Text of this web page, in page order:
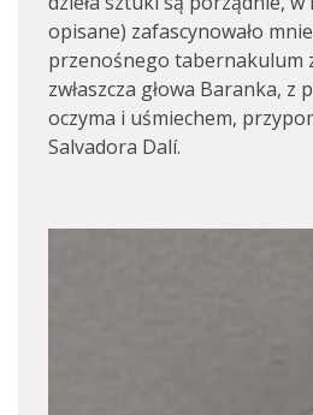
opisane) zafascynowało
przenośnego tabernakulum
zwłaszcza głowa Baranka, z
oczyma i uśmiechem,
Salvadora Dalí.